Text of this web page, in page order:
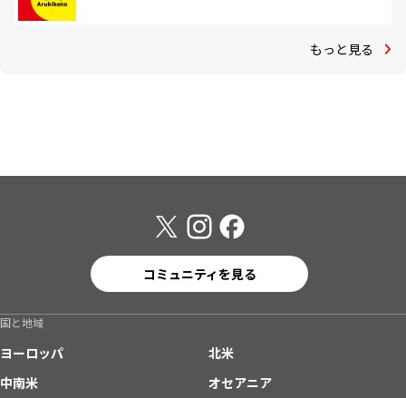
もっと見る
コミュニティを見る
国と地域
ヨーロッパ
北米
中南米
オセアニア